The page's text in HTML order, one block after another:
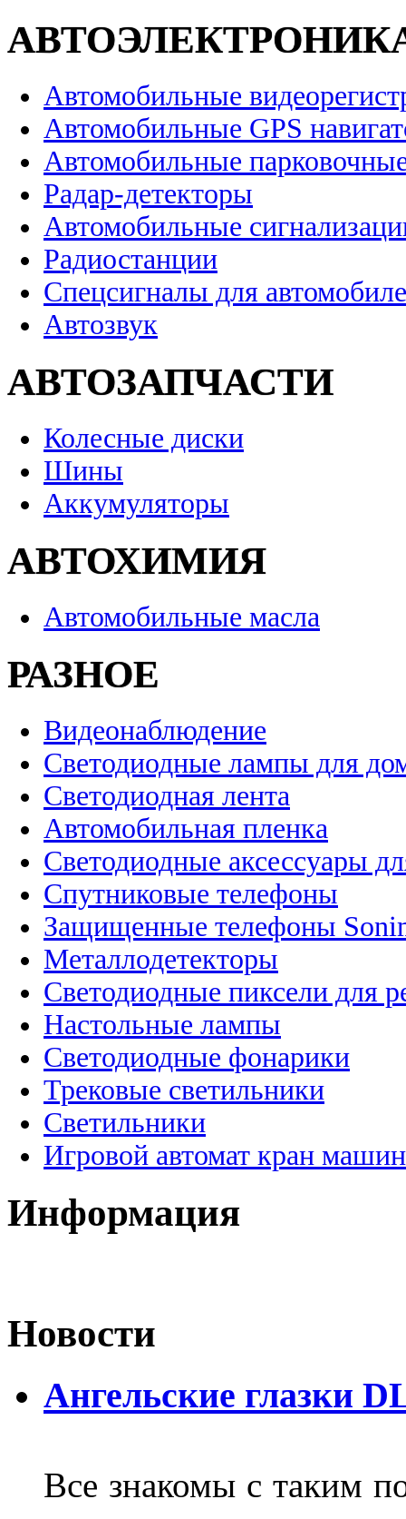
Автомобильные
Автомобильные GPS
Автомобильные
Радар-детекторы
Автомобильные
Радиостанции
Спецсигналы для
Автозвук
АВТОЗАПЧАСТИ
Колесные диски
Шины
Аккумуляторы
АВТОХИМИЯ
Автомобильные масла
РАЗНОЕ
Видеонаблюдение
Светодиодные лампы для
Светодиодная лента
Автомобильная пленка
Светодиодные аксессуары
Спутниковые телефоны
Защищенные телефоны
Металлодетекторы
Светодиодные пиксели для
Настольные лампы
Светодиодные фонарики
Трековые светильники
Светильники
Игровой автомат кран
Информация
Новости
Ангельские глазки
Все знакомы с таким